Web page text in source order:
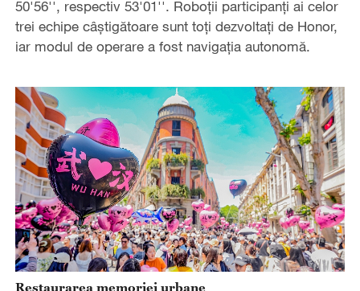
50'56'', respectiv 53'01''. Roboții participanți ai celor
trei echipe câștigătoare sunt toţi dezvoltaţi de Honor,
iar modul de operare a fost navigația autonomă.
Restaurarea memoriei urbane